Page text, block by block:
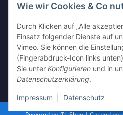
Wie wir Cookies & Co
Durch Klicken auf „Alle
Einsatz folgender Dienste auf
Vimeo. Sie können die
(Fingerabdruck-Icon links
Sie unter Konfigurieren und in
Datenschutzerklärung.
Impressum Datenschutz
Vertrag